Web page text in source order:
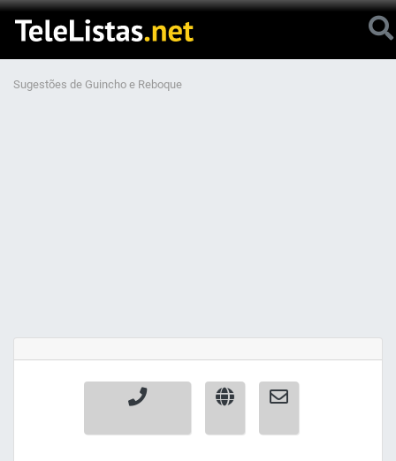
Sugestões de Guincho e Reboque